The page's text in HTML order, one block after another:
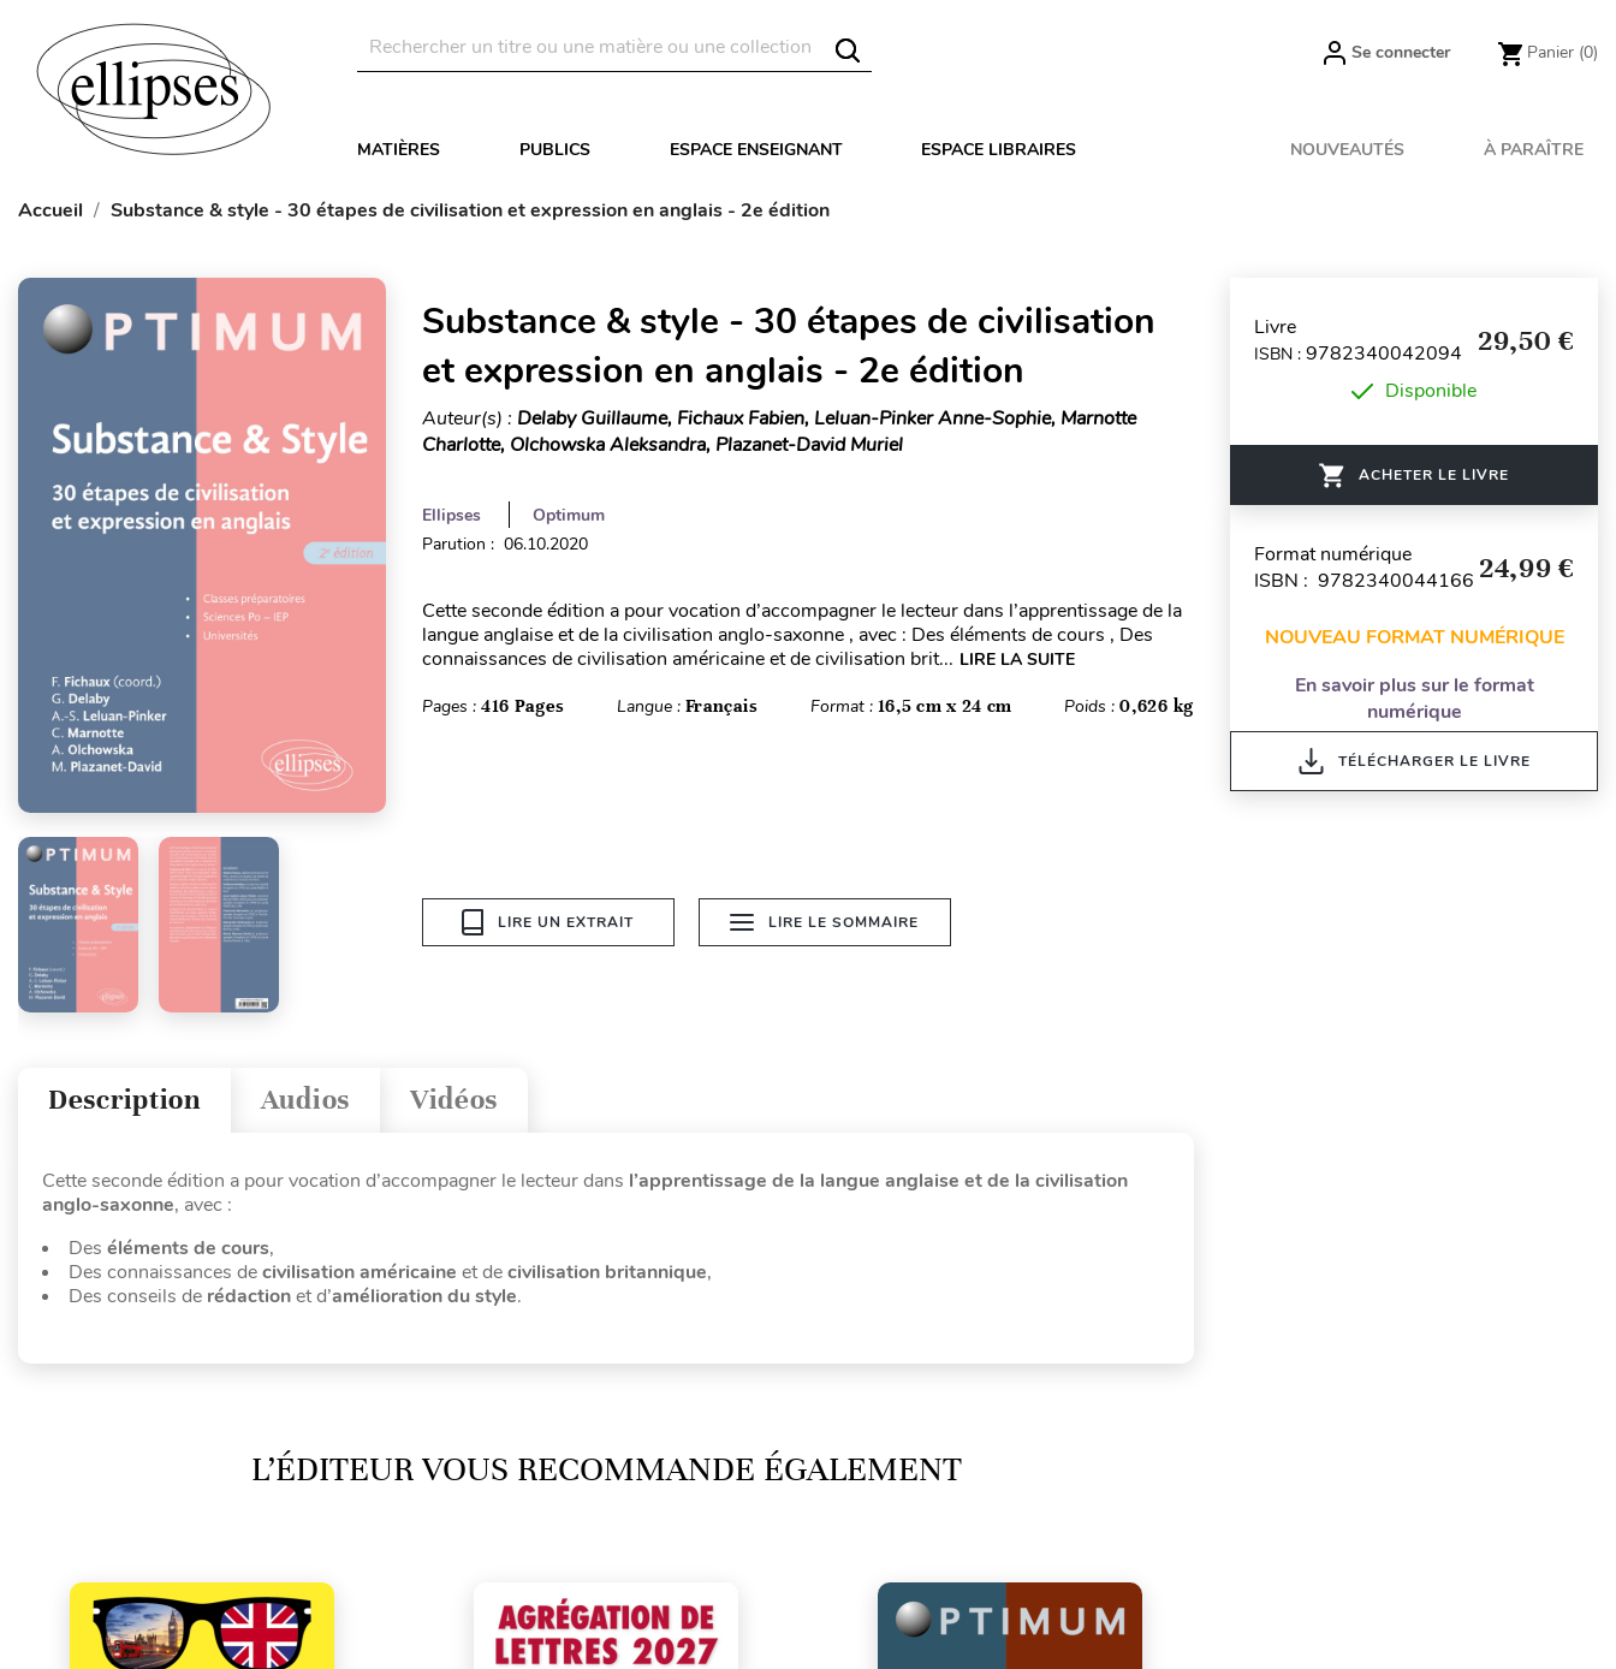
Se connecter Panier (0)
MATIÈRES PUBLICS ESPACE ENSEIGNANT ESPACE LIBRAIRES NOUVEAUTÉS À PARAÎTRE
Accueil Substance & style - 30 étapes de civilisation et expression en anglais - 2e édition
Substance & style - 30 étapes de civilisation
et expression en anglais - 2e édition
Auteur(s) : Delaby Guillaume, Fichaux Fabien, Leluan-Pinker Anne-Sophie, Marnotte
Charlotte, Olchowska Aleksandra, Plazanet-David Muriel
Ellipses
Optimum
Parution : 06.10.2020
Cette seconde édition a pour vocation d’accompagner le lecteur dans l’apprentissage de la
langue anglaise et de la civilisation anglo-saxonne , avec : Des éléments de cours , Des
connaissances de civilisation américaine et de civilisation brit... LIRE LA SUITE
Pages : 416 Pages Langue : Français Format : 16,5 cm x 24 cm Poids :0,626 kg
LIRE UN EXTRAIT LIRE LE SOMMAIRE
Vidéos
Audios
Description
Cette seconde édition a pour vocation d’accompagner le lecteur dans l’apprentissage de la langue anglaise et de la civilisation
anglo-saxonne, avec :
Des éléments de cours,
Des connaissances decivilisation américaine et decivilisation britannique,
Des conseils de rédactionet d’amélioration du style.
L’ÉDITEUR VOUS RECOMMANDE ÉGALEMENT
Livre
ISBN : 9782340042094 29,50 €
Disponible
ACHETER LE LIVRE
Format numérique
ISBN : 9782340044166 24,99 €
NOUVEAU FORMAT NUMÉRIQUE
En savoir plus sur le format
numérique
TÉLÉCHARGER LE LIVRE